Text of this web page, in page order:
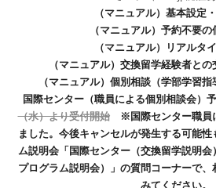
（マニュアル）基本設定
（マニュアル）予約不要
（マニュアル）リアルタ
（マニュアル）交換留学経験者と
（マニュアル）個別相談（学部学習指
国際センター（職員による個別相談会
（水）より受付開始
※国際センター職員
ました。 今後キャンセルが発生する可能
ム説明会「国際センター（交換留学説明
プログラム説明会）」の質問コーナーで